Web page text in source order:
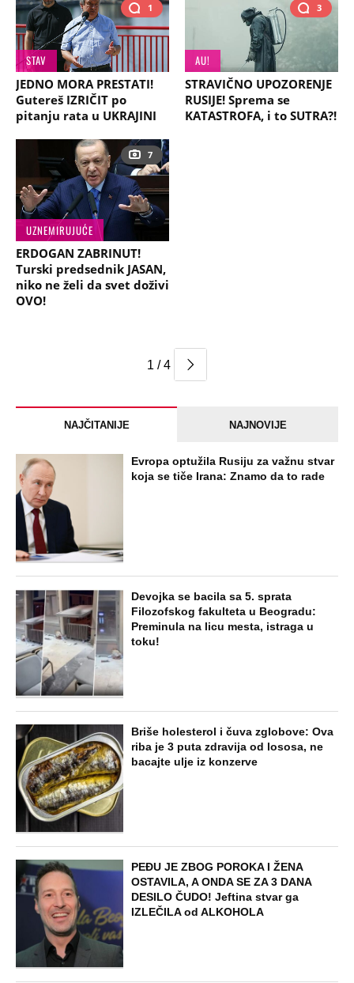
1
STAV
JEDNO MORA PRESTATI!
Gutereš IZRIČIT po
pitanju rata u UKRAJINI
3
AU!
STRAVIČNO UPOZORENJE
RUSIJE! Sprema se
KATASTROFA, i to SUTRA?!
7
UZNEMIRUJUĆE
ERDOGAN ZABRINUT!
Turski predsednik JASAN,
niko ne želi da svet doživi
OVO!
1 / 4
NAJČITANIJE NAJNOVIJE
Evropa optužila Rusiju za važnu stvar
koja se tiče Irana: Znamo da to rade
Devojka se bacila sa 5. sprata
Filozofskog fakulteta u Beogradu:
Preminula na licu mesta, istraga u
toku!
Briše holesterol i čuva zglobove: Ova
riba je 3 puta zdravija od lososa, ne
bacajte ulje iz konzerve
PEĐU JE ZBOG POROKA I ŽENA
OSTAVILA, A ONDA SE ZA 3 DANA
DESILO ČUDO! Jeftina stvar ga
IZLEČILA od ALKOHOLA